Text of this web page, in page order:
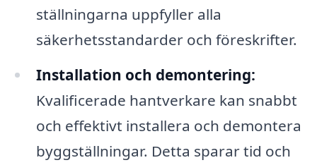
ställningarna uppfyller alla
säkerhetsstandarder och föreskrifter.
Installation och demontering:
Kvalificerade hantverkare kan snabbt
och effektivt installera och demontera
byggställningar. Detta sparar tid och